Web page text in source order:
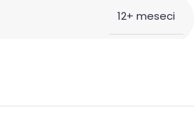
12+ meseci